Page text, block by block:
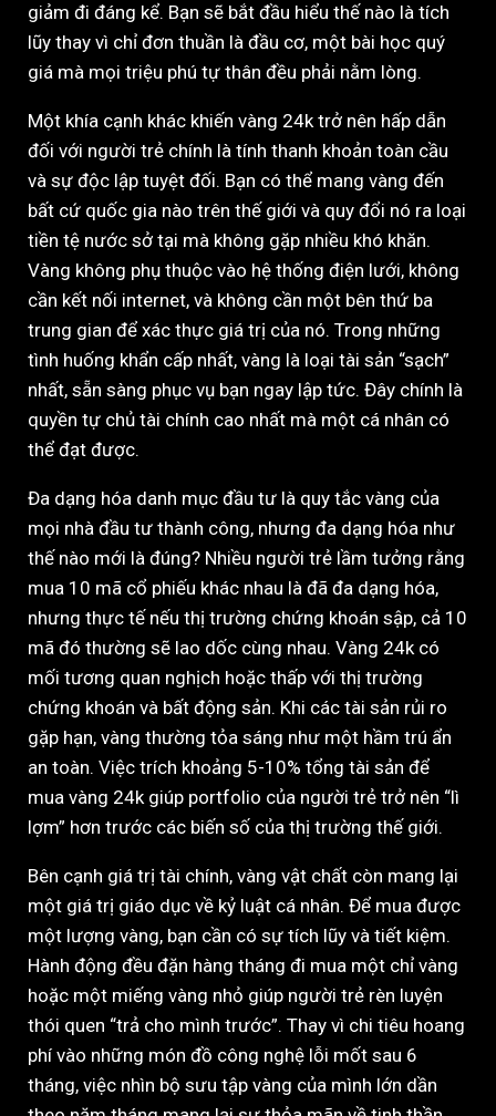
giảm đi đáng kể. Bạn sẽ bắt đầu hiểu thế nào là tích
lũy thay vì chỉ đơn thuần là đầu cơ, một bài học quý
giá mà mọi triệu phú tự thân đều phải nằm lòng.
Một khía cạnh khác khiến vàng 24k trở nên hấp dẫn
đối với người trẻ chính là tính thanh khoản toàn cầu
và sự độc lập tuyệt đối. Bạn có thể mang vàng đến
bất cứ quốc gia nào trên thế giới và quy đổi nó ra loại
tiền tệ nước sở tại mà không gặp nhiều khó khăn.
Vàng không phụ thuộc vào hệ thống điện lưới, không
cần kết nối internet, và không cần một bên thứ ba
trung gian để xác thực giá trị của nó. Trong những
tình huống khẩn cấp nhất, vàng là loại tài sản “sạch”
nhất, sẵn sàng phục vụ bạn ngay lập tức. Đây chính là
quyền tự chủ tài chính cao nhất mà một cá nhân có
thể đạt được.
Đa dạng hóa danh mục đầu tư là quy tắc vàng của
mọi nhà đầu tư thành công, nhưng đa dạng hóa như
thế nào mới là đúng? Nhiều người trẻ lầm tưởng rằng
mua 10 mã cổ phiếu khác nhau là đã đa dạng hóa,
nhưng thực tế nếu thị trường chứng khoán sập, cả 10
mã đó thường sẽ lao dốc cùng nhau. Vàng 24k có
mối tương quan nghịch hoặc thấp với thị trường
chứng khoán và bất động sản. Khi các tài sản rủi ro
gặp hạn, vàng thường tỏa sáng như một hầm trú ẩn
an toàn. Việc trích khoảng 5-10% tổng tài sản để
mua vàng 24k giúp portfolio của người trẻ trở nên “lì
lợm” hơn trước các biến số của thị trường thế giới.
Bên cạnh giá trị tài chính, vàng vật chất còn mang lại
một giá trị giáo dục về kỷ luật cá nhân. Để mua được
một lượng vàng, bạn cần có sự tích lũy và tiết kiệm.
Hành động đều đặn hàng tháng đi mua một chỉ vàng
hoặc một miếng vàng nhỏ giúp người trẻ rèn luyện
thói quen “trả cho mình trước”. Thay vì chi tiêu hoang
phí vào những món đồ công nghệ lỗi mốt sau 6
tháng, việc nhìn bộ sưu tập vàng của mình lớn dần